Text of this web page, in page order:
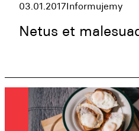
Wspieraj nas
03.01.2017Informujemy
Netus et